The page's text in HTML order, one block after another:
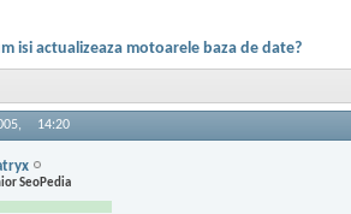
isi actualizeaza motoarele baza de date?
14:20
SeoPedia